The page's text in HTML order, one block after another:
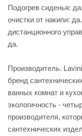
Подогрев сиденья:
очистки от накипи:
дистанционного
да.
Производитель.
бренд
ванных комнат и
экологичность -
производителя,
сантехнических